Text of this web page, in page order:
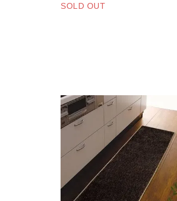
SOLD OUT